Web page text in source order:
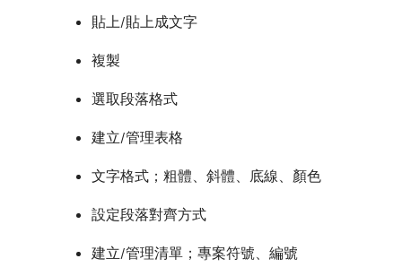
貼上/貼上成文字
複製
選取段落格式
建立/管理表格
文字格式；粗體、斜體、底線、顏色
設定段落對齊方式
建立/管理清單；專案符號、編號